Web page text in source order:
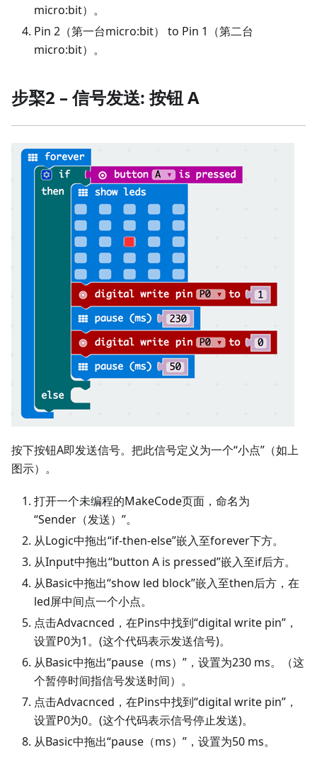
micro:bit）。
Pin 2（第一台micro:bit） to Pin 1（第二台
micro:bit）。
步棸2 – 信号发送: 按钮 A
按下按钮A即发送信号。把此信号定义为一个“小点”（如上
图示）。
打开一个未编程的MakeCode页面，命名为
“Sender（发送）”。
从Logic中拖出“if-then-else”嵌入至forever下方。
从Input中拖出“button A is pressed”嵌入至if后方。
从Basic中拖出“show led block”嵌入至then后方，在
led屏中间点一个小点。
点击Advacnced，在Pins中找到“digital write pin”，
设置P0为1。(这个代码表示发送信号)。
从Basic中拖出“pause（ms）”，设置为230 ms。（这
个暂停时间指信号发送时间）。
点击Advacnced，在Pins中找到“digital write pin”，
设置P0为0。(这个代码表示信号停止发送)。
从Basic中拖出“pause（ms）”，设置为50 ms。